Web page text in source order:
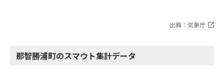
出典：気象庁
那智勝浦町のスマウト集計データ